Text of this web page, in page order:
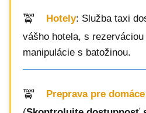
Hotely: Služba taxi
vášho hotela, s
manipulácie s batožinou.
Preprava pre